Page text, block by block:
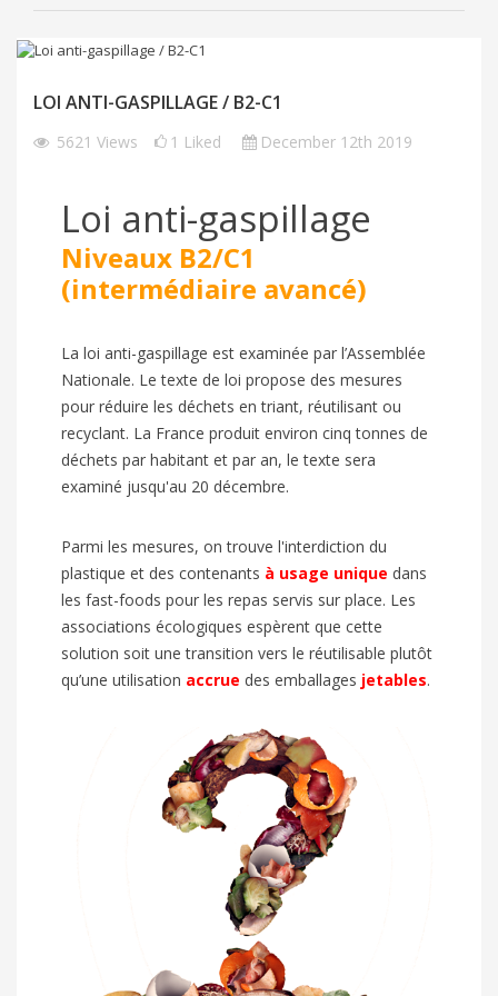
LOI ANTI-GASPILLAGE / B2-C1
5621 Views 1 Liked December 12th 2019
Loi anti-gaspillage
Niveaux B2/C1
(intermédiaire avancé)
La loi anti-gaspillage est examinée par l’Assemblée
Nationale. Le texte de loi propose des mesures
pour réduire les déchets en triant, réutilisant ou
recyclant. La France produit environ cinq tonnes de
déchets par habitant et par an, le texte sera
examiné jusqu'au 20 décembre.
Parmi les mesures, on trouve l'interdiction du
plastique et des contenants à usage unique dans
les fast-foods pour les repas servis sur place. Les
associations écologiques espèrent que cette
solution soit une transition vers le réutilisable plutôt
qu’une utilisation accrue des emballages jetables.